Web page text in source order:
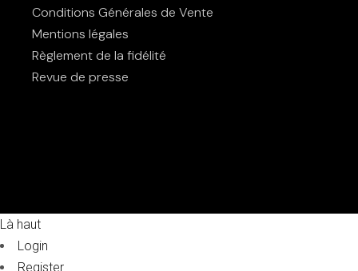
Conditions Générales de Vente
Mentions légales
Règlement de la fidélité
Revue de presse
Là haut
Login
Register